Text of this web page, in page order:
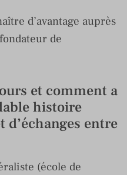
d’avantage auprès
de
et comment a
histoire
d’échanges entre
(école de